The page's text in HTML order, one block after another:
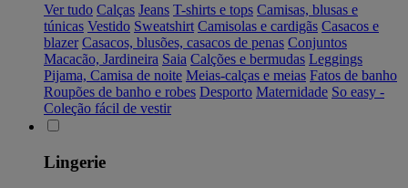
Ver tudo Calças Jeans T-shirts e tops Camisas, blusas e
túnicas Vestido Sweatshirt Camisolas e cardigãs Casacos e
blazer Casacos, blusões, casacos de penas Conjuntos
Macacão, Jardineira Saia Calções e bermudas Leggings
Pijama, Camisa de noite Meias-calças e meias Fatos de banho
Roupões de banho e robes Desporto Maternidade So easy -
Coleção fácil de vestir
Lingerie